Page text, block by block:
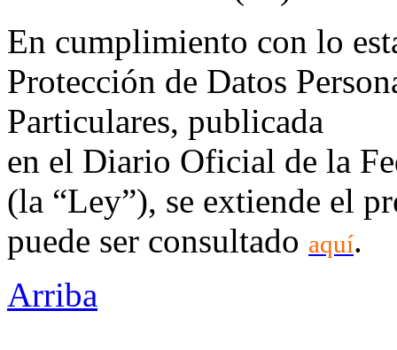
En cumplimiento con lo
Protección de Datos
Particulares, publicada
en el Diario Oficial de la
(la “Ley”), se extiende el
puede ser consultado aquí.
Arriba